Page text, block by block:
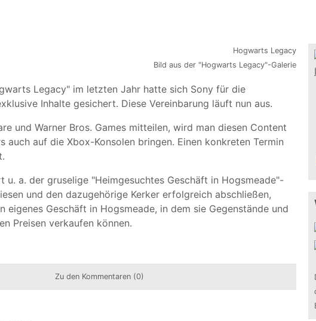
Bild aus der "Hogwarts Legacy"-Galerie
Legacy" im letzten Jahr hatte sich Sony für die
Inhalte gesichert. Diese Vereinbarung läuft nun aus.
und Warner Bros. Games mitteilen, wird man diesen Content
auch auf die Xbox-Konsolen bringen. Einen konkreten Termin
u. a. der gruselige "Heimgesuchtes Geschäft in Hogsmeade"-
und den dazugehörige Kerker erfolgreich abschließen,
eigenes Geschäft in Hogsmeade, in dem sie Gegenstände und
Preisen verkaufen können.
Zu den Kommentaren (0)